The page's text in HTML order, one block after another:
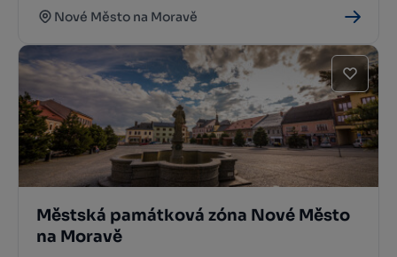
Nové Město na Moravě
Městská památková zóna Nové Město
na Moravě